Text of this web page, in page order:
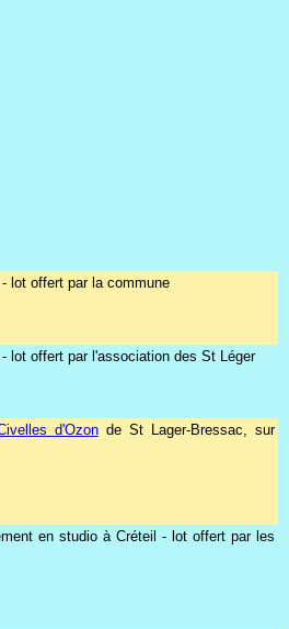
lot offert par la commune
lot offert par l'association des St Léger
d'Ozonde St Lager-Bressac, sur
en studio à Créteil - lot offert par les